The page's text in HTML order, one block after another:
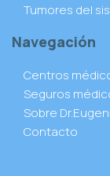
Tumores del
Navegación
Centros
Seguros
Sobre
Contacto